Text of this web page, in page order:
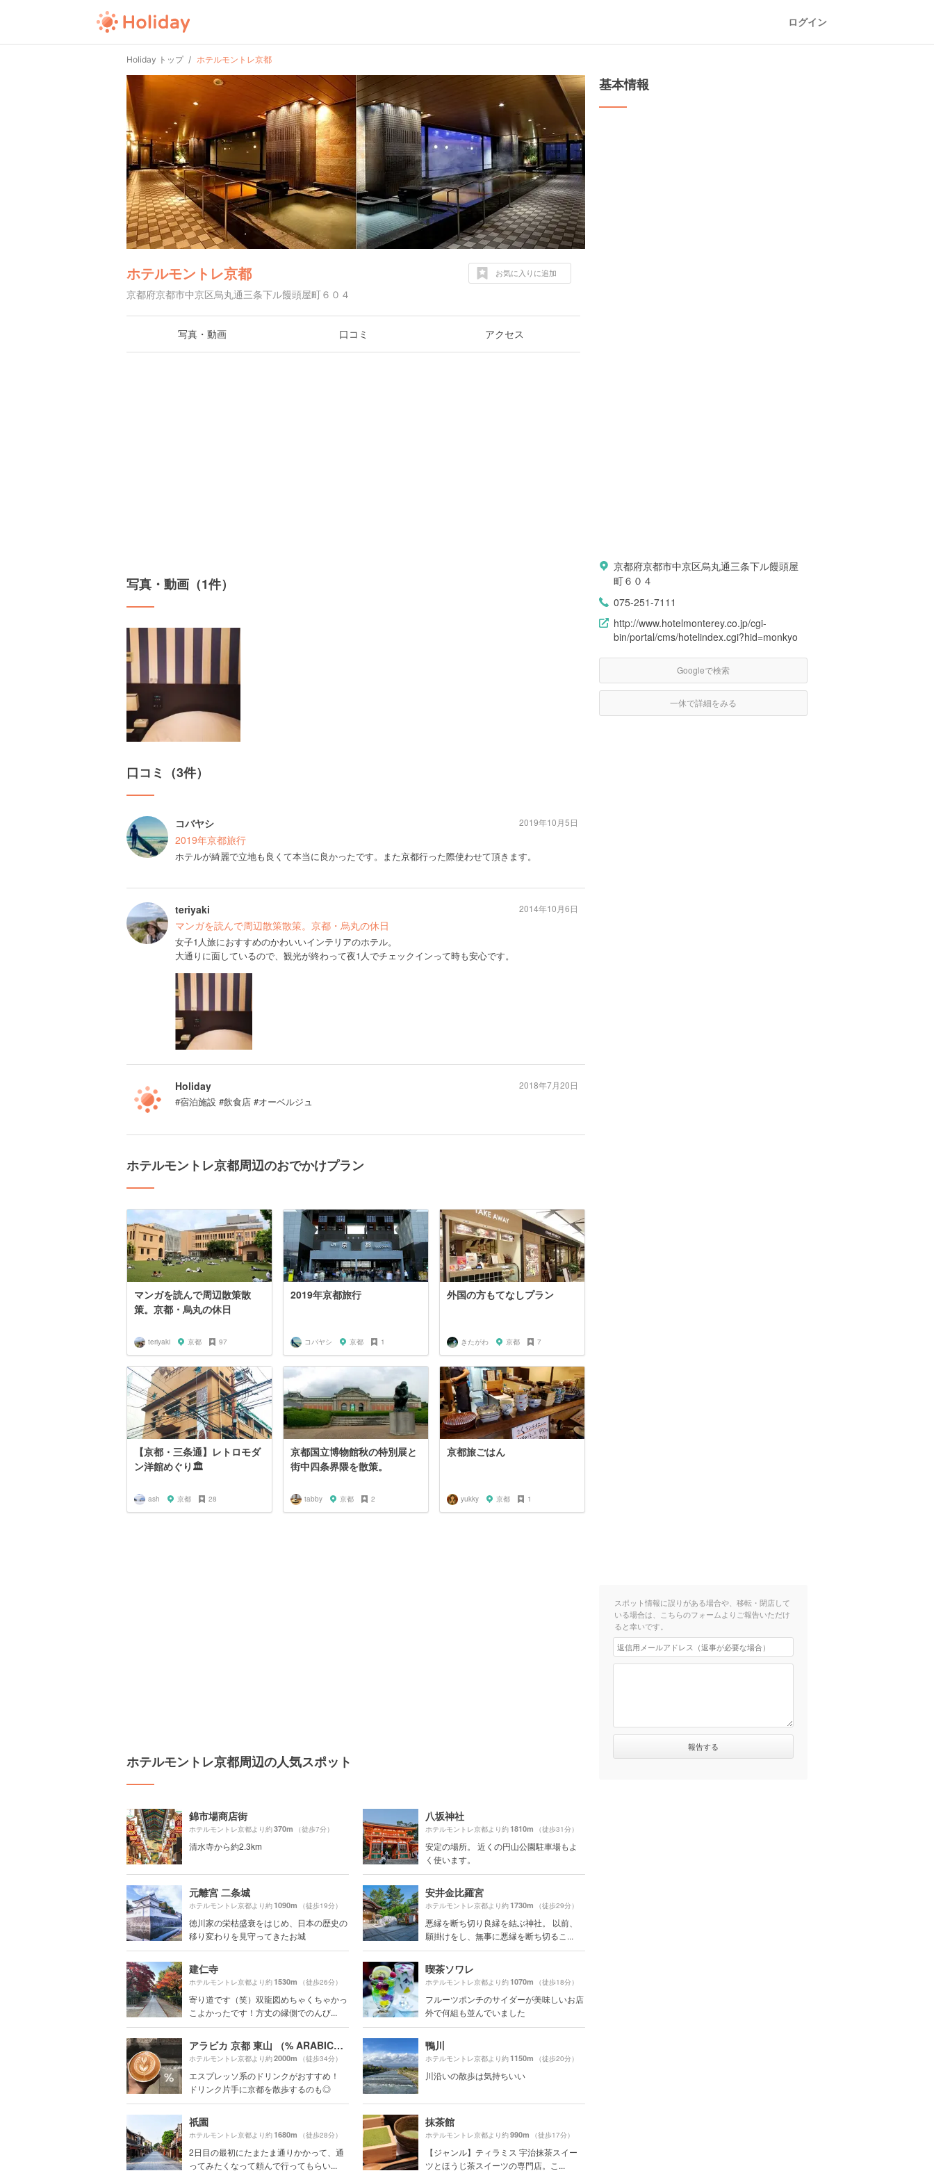
ログイン
Holiday トップ ホテルモントレ京都
ホテルモントレ京都
京都府京都市中京区烏丸通三条下ル饅頭屋町６０４
お気に入りに追加
写真・動画 口コミ アクセス
写真・動画（1件）
口コミ（3件）
コバヤシ
2019年京都旅行
ホテルが綺麗で立地も良くて本当に良かったです。また京都行った際使わせて頂きます。
2019年10月5日
teriyaki
マンガを読んで周辺散策散策。京都・烏丸の休日
女子1人旅におすすめのかわいいインテリアのホテル。
大通りに面しているので、観光が終わって夜1人でチェックインって時も安心です。
2014年10月6日
Holiday
#宿泊施設 #飲食店 #オーベルジュ
2018年7月20日
ホテルモントレ京都周辺のおでかけプラン
マンガを読んで周辺散策散
策。京都・烏丸の休日
teriyaki 京都 97
2019年京都旅行
コバヤシ 京都 1
外国の方もてなしプラン
きたがわ 京都 7
【京都・三条通】レトロモダ
ン洋館めぐり🏛
ash 京都 28
京都国立博物館秋の特別展と
街中四条界隈を散策。
tabby 京都 2
京都旅ごはん
yukky 京都 1
ホテルモントレ京都周辺の人気スポット
錦市場商店街
ホテルモントレ京都より約370m （徒歩7分）
清水寺から約2.3km
八坂神社
ホテルモントレ京都より約1810m （徒歩31分）
安定の場所。 近くの円山公園駐車場もよ
く使います。
元離宮 二条城
ホテルモントレ京都より約1090m （徒歩19分）
徳川家の栄枯盛衰をはじめ、日本の歴史の
移り変わりを見守ってきたお城
安井金比羅宮
ホテルモントレ京都より約1730m （徒歩29分）
悪縁を断ち切り良縁を結ぶ神社。 以前、
願掛けをし、無事に悪縁を断ち切るこ...
建仁寺
ホテルモントレ京都より約1530m （徒歩26分）
寄り道です（笑）双龍図めちゃくちゃかっ
こよかったです！方丈の縁側でのんび...
喫茶ソワレ
ホテルモントレ京都より約1070m （徒歩18分）
フルーツポンチのサイダーが美味しいお店
外で何組も並んでいました
アラビカ 京都 東山 （% ARABICA Kyoto Higashiyama）
ホテルモントレ京都より約2000m （徒歩34分）
エスプレッソ系のドリンクがおすすめ！
ドリンク片手に京都を散歩するのも◎
鴨川
ホテルモントレ京都より約1150m （徒歩20分）
川沿いの散歩は気持ちいい
祇園
ホテルモントレ京都より約1680m （徒歩28分）
2日目の最初にたまたま通りかかって、通
ってみたくなって頼んで行ってもらい...
抹茶館
ホテルモントレ京都より約990m （徒歩17分）
【ジャンル】ティラミス 宇治抹茶スイー
ツとほうじ茶スイーツの専門店。こ...
基本情報
京都府京都市中京区烏丸通三条下ル饅頭屋
町６０４
075-251-7111
http://www.hotelmonterey.co.jp/cgi-
bin/portal/cms/hotelindex.cgi?hid=monkyo
Googleで検索
一休で詳細をみる
スポット情報に誤りがある場合や、移転・閉店して
いる場合は、こちらのフォームよりご報告いただけ
ると幸いです。